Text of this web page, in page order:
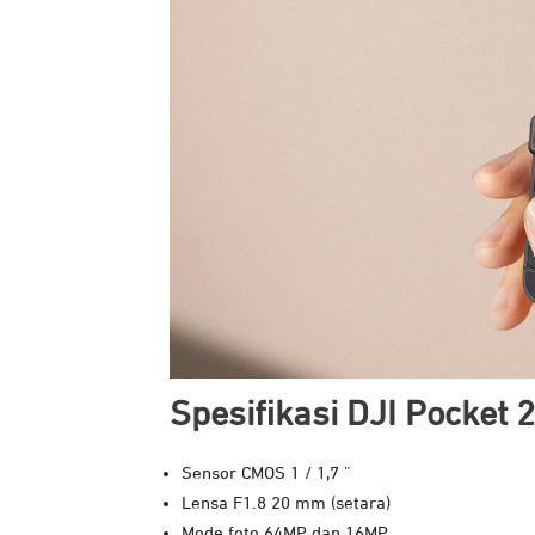
Spesifikasi DJI Pocket
Sensor CMOS 1 / 1,7 ”
Lensa F1.8 20 mm (setara)